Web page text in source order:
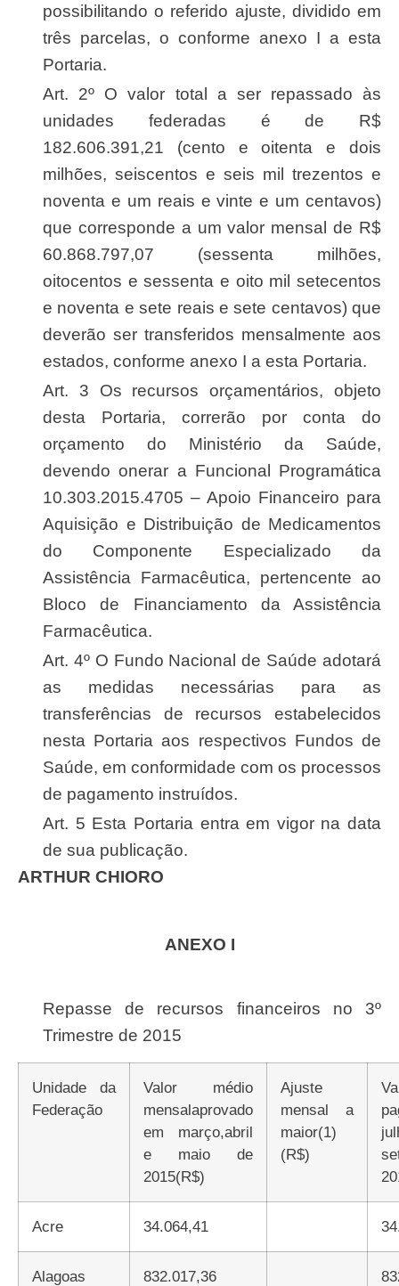
possibilitando o referido ajuste, dividido em
três parcelas, o conforme anexo I a esta
Portaria.
Art. 2º O valor total a ser repassado às
unidades federadas é de R$
182.606.391,21 (cento e oitenta e dois
milhões, seiscentos e seis mil trezentos e
noventa e um reais e vinte e um centavos)
que corresponde a um valor mensal de R$
60.868.797,07 (sessenta milhões,
oitocentos e sessenta e oito mil setecentos
e noventa e sete reais e sete centavos) que
deverão ser transferidos mensalmente aos
estados, conforme anexo I a esta Portaria.
Art. 3 Os recursos orçamentários, objeto
desta Portaria, correrão por conta do
orçamento do Ministério da Saúde,
devendo onerar a Funcional Programática
10.303.2015.4705 – Apoio Financeiro para
Aquisição e Distribuição de Medicamentos
do Componente Especializado da
Assistência Farmacêutica, pertencente ao
Bloco de Financiamento da Assistência
Farmacêutica.
Art. 4º O Fundo Nacional de Saúde adotará
as medidas necessárias para as
transferências de recursos estabelecidos
nesta Portaria aos respectivos Fundos de
Saúde, em conformidade com os processos
de pagamento instruídos.
Art. 5 Esta Portaria entra em vigor na data
de sua publicação.
ARTHUR CHIORO
ANEXO I
Repasse de recursos financeiros no 3º
Trimestre de 2015
Unidade da
Federação
Valor médio
mensalaprovado
em março,abril
e maio de
2015(R$)
Ajuste
mensal a
maior(1)
(R$)
Acre 34.064,41
Alagoas 832.017,36